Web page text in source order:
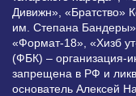
Дивижн», «Братство»
им. Степана
«Формат-18», «Хизб
(ФБК) – организация-
запрещена в РФ и
основатель Алексей